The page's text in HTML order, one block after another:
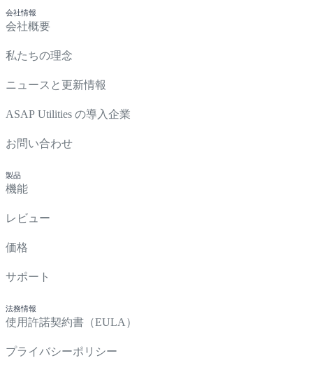
会社情報
会社概要
私たちの理念
ニュースと更新情報
ASAP Utilities の導入企業
お問い合わせ
製品
機能
レビュー
価格
サポート
法務情報
使用許諾契約書（EULA）
プライバシーポリシー